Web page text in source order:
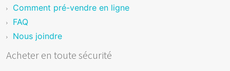
Comment pré-vendre en ligne
FAQ
Nous joindre
Acheter en toute sécurité